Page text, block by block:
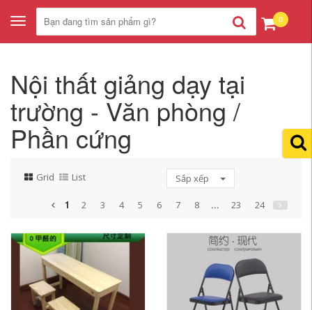
Toggle
navigation
0
Nội thất giảng dạy tại
trường - Văn phòng /
Phần cứng
Grid List Sắp xếp
1 2 3 4 5 6 7 8 ... 23 24